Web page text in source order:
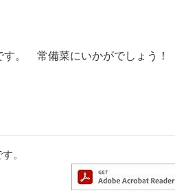
す。 常備菜にいかがでしょう！
。